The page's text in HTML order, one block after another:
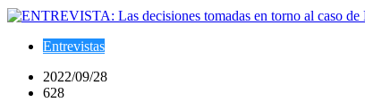
Entrevistas
2022/09/28
628